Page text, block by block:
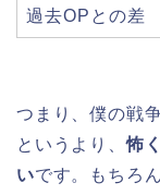
過去OPとの差
つまり、僕の戦
というより、怖
いです。もちろ